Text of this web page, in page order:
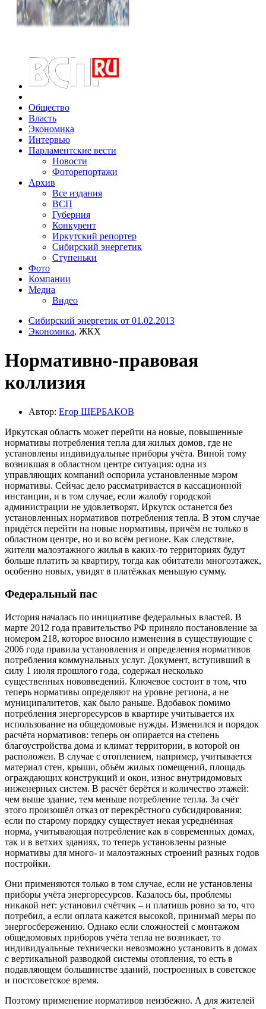
Общество
Власть
Экономика
Интервью
Парламентские вести
Новости
Фоторепортажи
Архив
Все издания
ВСП
Губерния
Конкурент
Иркутский репортер
Сибирский энергетик
Ступеньки
Фото
Компании
Медиа
Видео
Сибирский энергетик от 01.02.2013
Экономика, ЖКХ
Нормативно-правовая
коллизия
Автор: Егор ЩЕРБАКОВ
Иркутская область может перейти на новые, повышенные
нормативы потребления тепла для жилых домов, где не
установлены индивидуальные приборы учёта. Виной тому
возникшая в областном центре ситуация: одна из
управляющих компаний оспорила установленные мэром
нормативы. Сейчас дело рассматривается в кассационной
инстанции, и в том случае, если жалобу городской
администрации не удовлетворят, Иркутск останется без
установленных нормативов потребления тепла. В этом случае
придётся перейти на новые нормативы, причём не только в
областном центре, но и во всём регионе. Как следствие,
жители малоэтажного жилья в каких-то территориях будут
больше платить за квартиру, тогда как обитатели многоэтажек,
особенно новых, увидят в платёжках меньшую сумму.
Федеральный пас
История началась по инициативе федеральных властей. В
марте 2012 года правительство РФ приняло постановление за
номером 218, которое вносило изменения в существующие с
2006 года правила установления и определения нормативов
потребления коммунальных услуг. Документ, вступивший в
силу 1 июля прошлого года, содержал несколько
существенных нововведений. Ключевое состоит в том, что
теперь нормативы определяют на уровне региона, а не
муниципалитетов, как было раньше. Вдобавок помимо
потребления энергоресурсов в квартире учитывается их
использование на общедомовые нужды. Изменился и порядок
расчёта нормативов: теперь он опирается на степень
благоустройства дома и климат территории, в которой он
расположен. В случае с отоплением, например, учитывается
материал стен, крыши, объём жилых помещений, площадь
ограждающих конструкций и окон, износ внутридомовых
инженерных систем. В расчёт берётся и количество этажей:
чем выше здание, тем меньше потребление тепла. За счёт
этого произошёл отказ от перекрёстного субсидирования:
если по старому порядку существует некая усреднённая
норма, учитывающая потребление как в современных домах,
так и в ветхих зданиях, то теперь установлены разные
нормативы для много- и малоэтажных строений разных годов
постройки.
Они применяются только в том случае, если не установлены
приборы учёта энергоресурсов. Казалось бы, проблемы
никакой нет: установил счётчик – и платишь ровно за то, что
потребил, а если оплата кажется высокой, принимай меры по
энергосбережению. Однако если сложностей с монтажом
общедомовых приборов учёта тепла не возникает, то
индивидуальные технически невозможно установить в домах
с вертикальной разводкой системы отопления, то есть в
подавляющем большинстве зданий, построенных в советское
и постсоветское время.
Поэтому применение нормативов неизбежно. А для жителей